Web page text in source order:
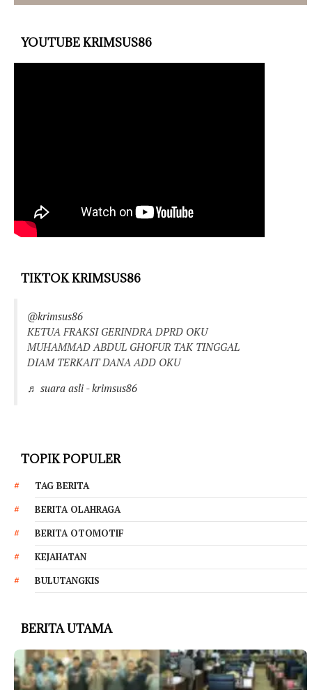
YOUTUBE KRIMSUS86
TIKTOK KRIMSUS86
@krimsus86
KETUA FRAKSI GERINDRA DPRD OKU
MUHAMMAD ABDUL GHOFUR TAK TINGGAL
DIAM TERKAIT DANA ADD OKU
♬ suara asli - krimsus86
TOPIK POPULER
TAG BERITA
BERITA OLAHRAGA
BERITA OTOMOTIF
KEJAHATAN
BULUTANGKIS
BERITA UTAMA